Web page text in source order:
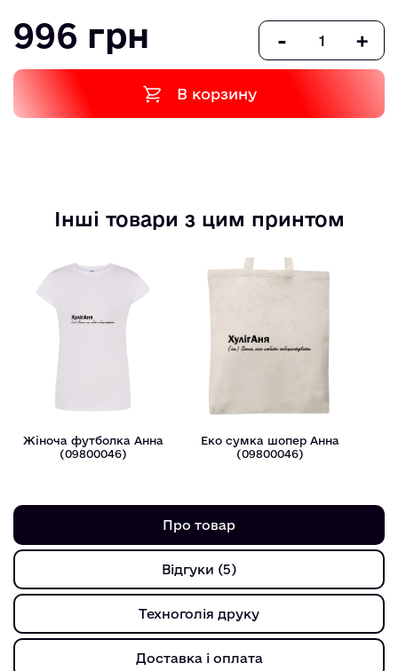
996 грн - +
В корзину
Інші товари з цим принтом
Жіноча футболка Анна
(09800046)
Еко сумка шопер Анна
(09800046)
Про товар
Відгуки (5)
Техноголія друку
Доставка і оплата